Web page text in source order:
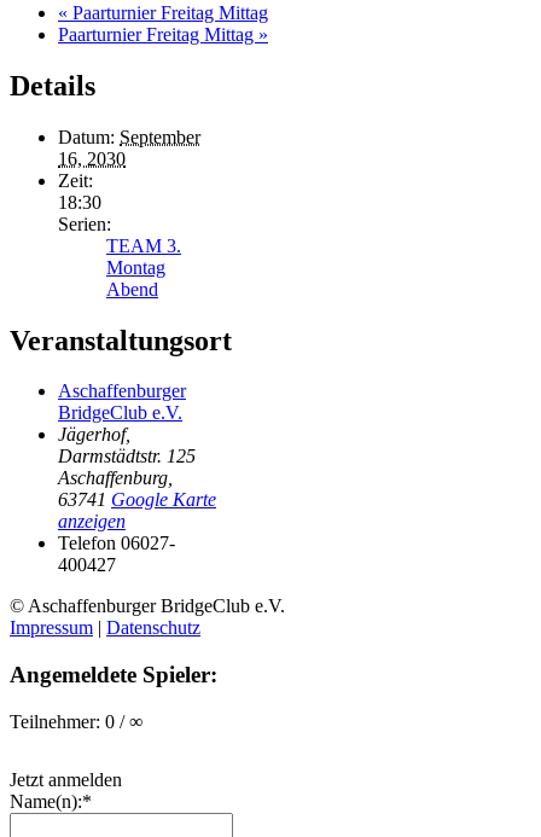
« Paarturnier Freitag Mittag
Paarturnier Freitag Mittag »
Details
Datum: September
16, 2030
Zeit:
18:30
Serien:
TEAM 3.
Montag
Abend
Veranstaltungsort
Aschaffenburger
BridgeClub e.V.
Jägerhof,
Darmstädtstr. 125
Aschaffenburg,
63741 Google Karte
anzeigen
Telefon 06027-
400427
© Aschaffenburger BridgeClub e.V.
Impressum | Datenschutz
Angemeldete Spieler:
Teilnehmer: 0 / ∞
Jetzt anmelden
Name(n):*